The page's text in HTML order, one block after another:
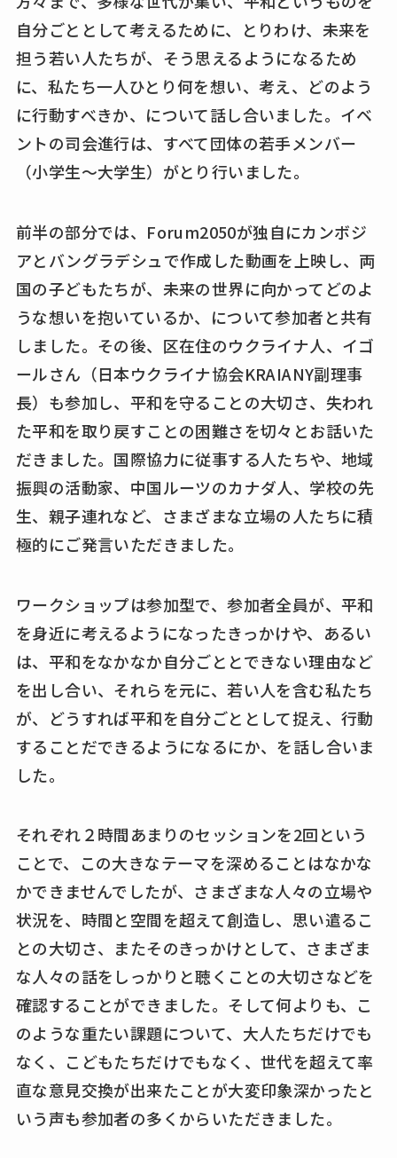
自分ごととして考えるために、とりわけ、未来を
担う若い人たちが、そう思えるようになるため
に、私たち一人ひとり何を想い、考え、どのよう
に行動すべきか、について話し合いました。イベ
ントの司会進行は、すべて団体の若手メンバー
（小学生～大学生）がとり行いました。
前半の部分では、Forum2050が独自にカンボジ
アとバングラデシュで作成した動画を上映し、両
国の子どもたちが、未来の世界に向かってどのよ
うな想いを抱いているか、について参加者と共有
しました。その後、区在住のウクライナ人、イゴ
ールさん（日本ウクライナ協会KRAIANY副理事
長）も参加し、平和を守ることの大切さ、失われ
た平和を取り戻すことの困難さを切々とお話いた
だきました。国際協力に従事する人たちや、地域
振興の活動家、中国ルーツのカナダ人、学校の先
生、親子連れなど、さまざまな立場の人たちに積
極的にご発言いただきました。
ワークショップは参加型で、参加者全員が、平和
を身近に考えるようになったきっかけや、あるい
は、平和をなかなか自分ごととできない理由など
を出し合い、それらを元に、若い人を含む私たち
が、どうすれば平和を自分ごととして捉え、行動
することだできるようになるにか、を話し合いま
した。
それぞれ２時間あまりのセッションを2回という
ことで、この大きなテーマを深めることはなかな
かできませんでしたが、さまざまな人々の立場や
状況を、時間と空間を超えて創造し、思い遣るこ
との大切さ、またそのきっかけとして、さまざま
な人々の話をしっかりと聴くことの大切さなどを
確認することができました。そして何よりも、こ
のような重たい課題について、大人たちだけでも
なく、こどもたちだけでもなく、世代を超えて率
直な意見交換が出来たことが大変印象深かったと
いう声も参加者の多くからいただきました。